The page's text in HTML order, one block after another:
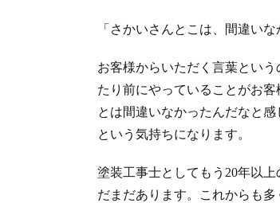
「さかいさんとこは、間違いな
お客様からいただく言葉とい
たり前にやっていることがお
とは間違いなかったんだなと
という気持ちになります。
塗装工事士としてもう20年以
だまだあります。これからも